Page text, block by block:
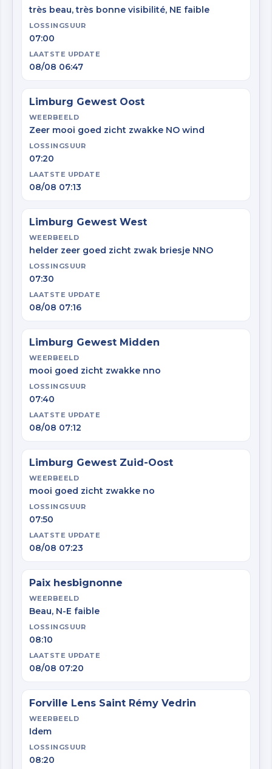
très beau, très bonne visibilité, NE faible
LOSSINGSUUR
07:00
LAATSTE UPDATE
08/08 06:47
Limburg Gewest Oost
WEERBEELD
Zeer mooi goed zicht zwakke NO wind
LOSSINGSUUR
07:20
LAATSTE UPDATE
08/08 07:13
Limburg Gewest West
WEERBEELD
helder zeer goed zicht zwak briesje NNO
LOSSINGSUUR
07:30
LAATSTE UPDATE
08/08 07:16
Limburg Gewest Midden
WEERBEELD
mooi goed zicht zwakke nno
LOSSINGSUUR
07:40
LAATSTE UPDATE
08/08 07:12
Limburg Gewest Zuid-Oost
WEERBEELD
mooi goed zicht zwakke no
LOSSINGSUUR
07:50
LAATSTE UPDATE
08/08 07:23
Paix hesbignonne
WEERBEELD
Beau, N-E faible
LOSSINGSUUR
08:10
LAATSTE UPDATE
08/08 07:20
Forville Lens Saint Rémy Vedrin
WEERBEELD
Idem
LOSSINGSUUR
08:20